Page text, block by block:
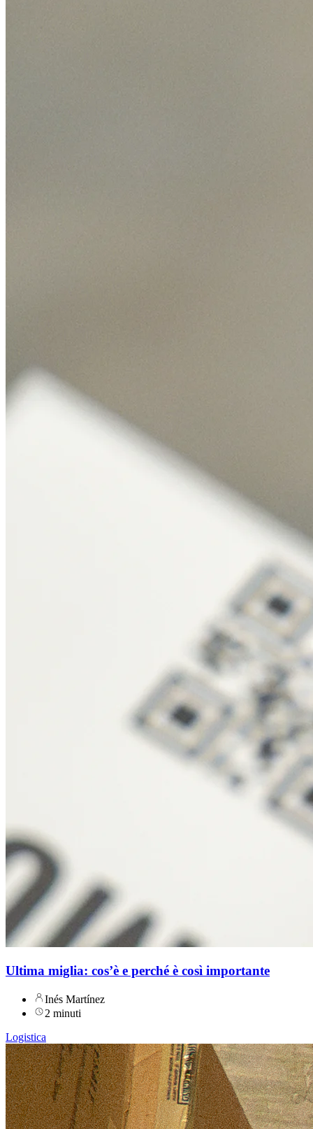
Ultima miglia: cos’è e perché è così importante
Inés Martínez
2 minuti
Logistica